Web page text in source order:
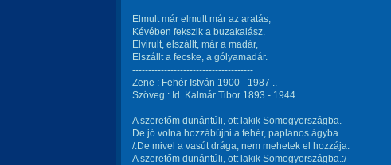
Elmult már elmult már az aratás,
Kévében fekszik a buzakalász.
Elvirult, elszállt, már a madár,
Elszállt a fecske, a gólyamadár.
--------------------------------------
Zene : Fehér István 1900 - 1987 ..
Szöveg : Id. Kalmár Tibor 1893 - 1944 ..
A szeretőm dunántúli, ott lakik Somogyországba.
De jó volna hozzábújni a fehér, paplanos ágyba.
/:De mivel a vasút drága, nem mehetek el hozzája.
A szeretőm dunántúli, ott lakik Somogyországba.:/